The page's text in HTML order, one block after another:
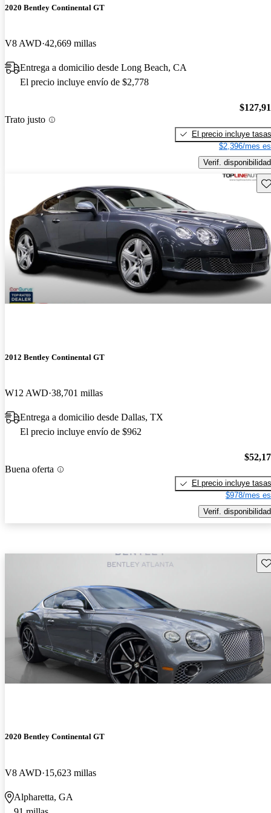
2020 Bentley Continental GT
V8 AWD 42,669 millas
Entrega a domicilio desde Long Beach, CA
El precio incluye envío de $2,778
Trato justo
El precio incluye tasas
$2,396/mes
Verif. disponibilidad
2012 Bentley Continental GT
W12 AWD 38,701 millas
Entrega a domicilio desde Dallas, TX
El precio incluye envío de $962
Buena oferta
El precio incluye tasas
$978/mes
Verif. disponibilidad
2020 Bentley Continental GT
V8 AWD 15,623 millas
Alpharetta, GA